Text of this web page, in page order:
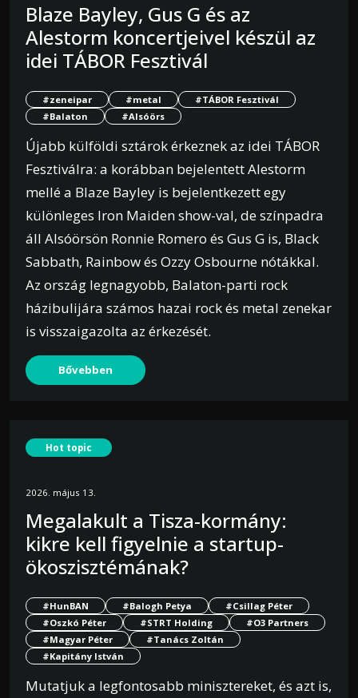
Blaze Bayley, Gus G és az
Alestorm koncertjeivel készül az
idei TÁBOR Fesztivál
#zeneipar #metal
#TÁBOR Fesztivál
#Balaton
#Alsóörs
Újabb külföldi sztárok érkeznek az idei TÁBOR
Fesztiválra: a korábban bejelentett Alestorm
mellé a Blaze Bayley is bejelentkezett egy
különleges Iron Maiden show-val, de színpadra
áll Alsóörsön Ronnie Romero és Gus G is, Black
Sabbath, Rainbow és Ozzy Osbourne nótákkal.
Az ország legnagyobb, Balaton-parti rock
házibulijára számos hazai rock és metal zenekar
is visszaigazolta az érkezését.
Bővebben
Hot topic
2026. május 13.
Megalakult a Tisza-kormány:
kikre kell figyelnie a startup-
ökoszisztémának?
#HunBAN #Balogh Petya
#Csillag Péter
#Oszkó Péter
#STRT Holding
#O3 Partners
#Magyar Péter
#Tanács Zoltán
#Kapitány István
Mutatjuk a legfontosabb minisztereket, és azt is,